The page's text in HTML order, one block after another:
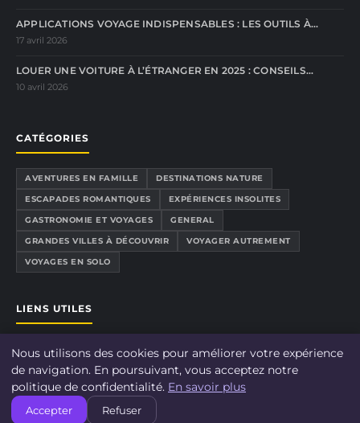
APPLICATIONS VOYAGE INDISPENSABLES : LES OUTILS À…
17 avril 2026
LOUER UNE VOITURE À L’ÉTRANGER EN 2025 : CONSEILS…
10 avril 2026
CATÉGORIES
AVENTURES EN FAMILLE
DESTINATIONS NATURE
ESCAPADES ROMANTIQUES
EXPÉRIENCES INSOLITES
GASTRONOMIE ET VOYAGES
GENERAL
GRANDES VILLES À DÉCOUVRIR
VOYAGER AUTREMENT
VOYAGES EN SOLO
LIENS UTILES
CONTACT
À PROPOS
MENTIONS LÉGALES
CONFIDENTIALITÉ
Nous utilisons des cookies pour améliorer votre expérience
de navigation. En poursuivant, vous acceptez notre
politique de confidentialité. En savoir plus
Accepter Refuser